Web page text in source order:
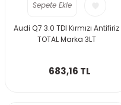
Sepete Ekle
Audi Q7 3.0 TDI Kırmızı Antifiriz
TOTAL Marka 3LT
683,16 TL